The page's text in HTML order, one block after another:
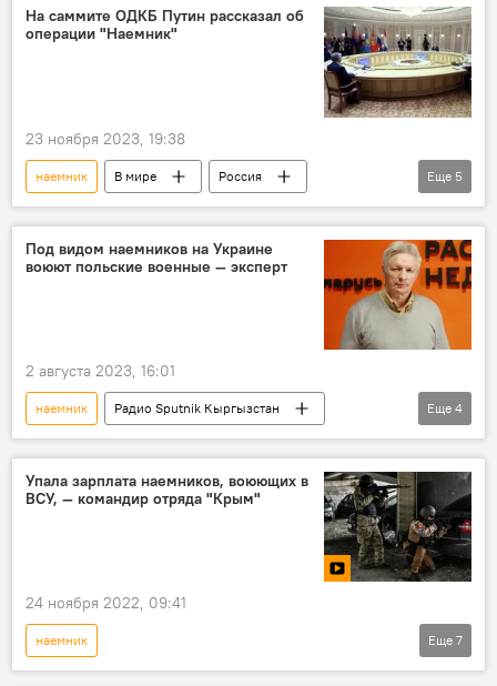
Россия
США
Запад
ликвидация
спецоперация
На саммите ОДКБ Путин рассказал об
операции "Наемник"
23 ноября 2023, 19:38
наемник В мире
Россия
Владимир Путин
ОДКБ
операция
терроризм
Еще 5
Под видом наемников на Украине
воюют польские военные — эксперт
2 августа 2023, 16:01
наемник
Радио Sputnik Кыргызстан
Украина
Запад
Польша
Еще 4
Упала зарплата наемников, воюющих в
ВСУ, — командир отряда "Крым"
24 ноября 2022, 09:41
наемник
Спецоперация России по защите Донбасса
Еще 7